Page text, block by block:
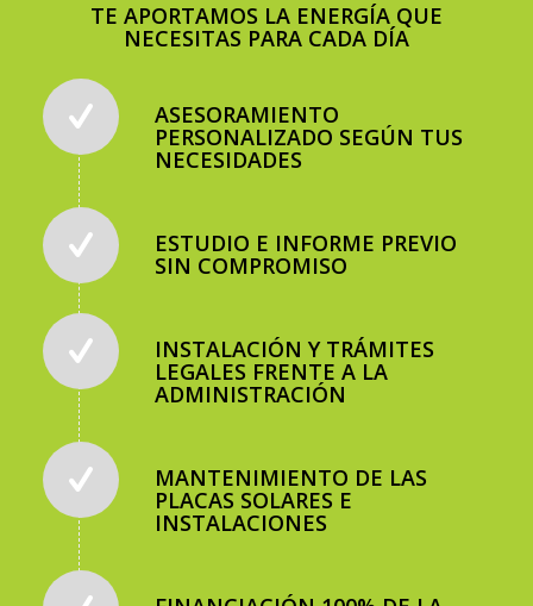
TE APORTAMOS LA ENERGÍA QUE
NECESITAS PARA CADA DÍA
ASESORAMIENTO
PERSONALIZADO SEGÚN TUS
NECESIDADES
ESTUDIO E INFORME PREVIO
SIN COMPROMISO
INSTALACIÓN Y TRÁMITES
LEGALES FRENTE A LA
ADMINISTRACIÓN
MANTENIMIENTO DE LAS
PLACAS SOLARES E
INSTALACIONES